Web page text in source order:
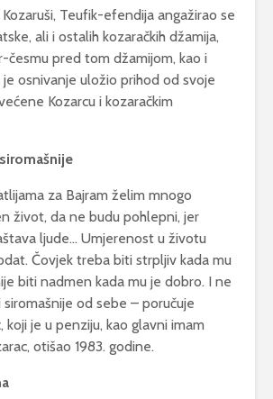
Teufik-efendija angažirao se
ali i ostalih kozaračkih džamija,
česmu pred tom džamijom, kao i
je osnivanje uložio prihod od svoje
Kozarcu i kozaračkim
za Bajram želim mnogo
život, da ne budu pohlepni, jer
ljude… Umjerenost u životu
Čovjek treba biti strpljiv kada mu
biti nadmen kada mu je dobro. I ne
od sebe – poručuje
koji je u penziju, kao glavni imam
otišao 1983. godine.